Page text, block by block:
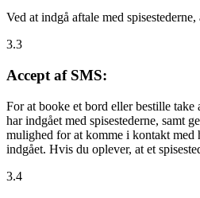
Ved at indgå aftale med
3.3
Accept af SMS:
For at booke et bord eller bestille
har indgået med spisestederne, samt
mulighed for at komme i kontakt med
indgået. Hvis du oplever, at et
3.4